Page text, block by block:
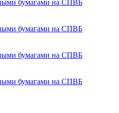
бумагами на СПВБ
бумагами на СПВБ
бумагами на СПВБ
бумагами на СПВБ